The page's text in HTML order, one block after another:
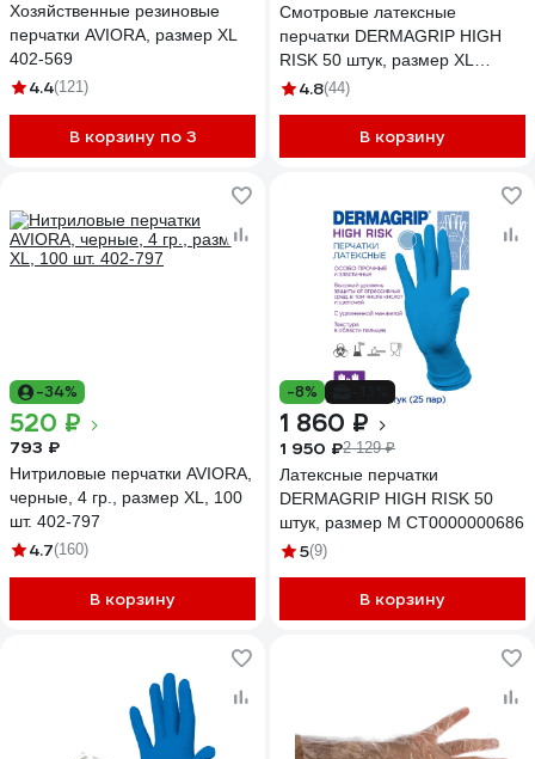
Хозяйственные резиновые
перчатки AVIORA, размер XL
402-569
4.4(121)
В корзину по 3
Смотровые латексные
перчатки DERMAGRIP HIGH
RISK 50 штук, размер XL
CT0000000688
4.8(44)
В корзину
-34%
520 ₽
793 ₽
Нитриловые перчатки AVIORA,
черные, 4 гр., размер XL, 100
шт. 402-797
4.7(160)
В корзину
-8%
1 860 ₽
1 950 ₽2 129 ₽
Латексные перчатки
DERMAGRIP HIGH RISK 50
штук, размер M CT0000000686
5(9)
В корзину